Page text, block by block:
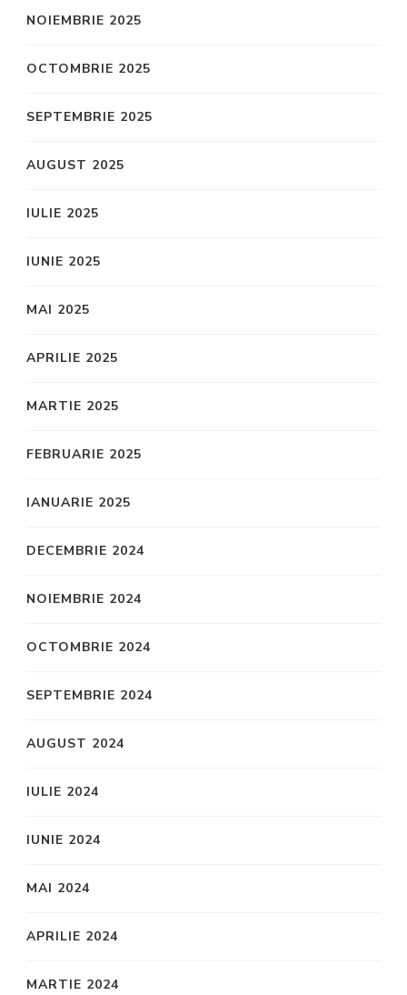
NOIEMBRIE 2025
OCTOMBRIE 2025
SEPTEMBRIE 2025
AUGUST 2025
IULIE 2025
IUNIE 2025
MAI 2025
APRILIE 2025
MARTIE 2025
FEBRUARIE 2025
IANUARIE 2025
DECEMBRIE 2024
NOIEMBRIE 2024
OCTOMBRIE 2024
SEPTEMBRIE 2024
AUGUST 2024
IULIE 2024
IUNIE 2024
MAI 2024
APRILIE 2024
MARTIE 2024